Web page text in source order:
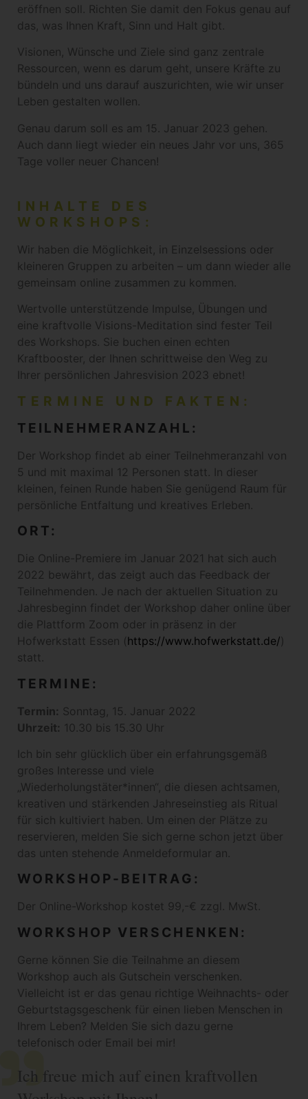
eröffnen soll. Richten Sie damit den Fokus genau auf
das, was Ihnen Kraft, Sinn und Halt gibt.
Visionen, Wünsche und Ziele sind ganz zentrale
Ressourcen, wenn es darum geht, unsere Kräfte zu
bündeln und uns darauf auszurichten, wie wir unser
Leben gestalten wollen.
Genau darum soll es am 15. Januar 2023 gehen.
Auch dann liegt wieder ein neues Jahr vor uns, 365
Tage voller neuer Chancen!
INHALTE DES
WORKSHOPS:
Wir haben die Möglichkeit, in Einzelsessions oder
kleineren Gruppen zu arbeiten – um dann wieder alle
gemeinsam online zusammen zu kommen.
Wertvolle unterstützende Impulse, Übungen und
eine kraftvolle Visions-Meditation sind fester Teil
des Workshops. Sie buchen einen echten
Kraftbooster, der Ihnen schrittweise den Weg zu
Ihrer persönlichen Jahresvision 2023 ebnet!
TERMINE UND FAKTEN:
TEILNEHMERANZAHL:
Der Workshop findet ab einer Teilnehmeranzahl von
5 und mit maximal 12 Personen statt. In dieser
kleinen, feinen Runde haben Sie genügend Raum für
persönliche Entfaltung und kreatives Erleben.
ORT:
Die Online-Premiere im Januar 2021 hat sich auch
2022 bewährt, das zeigt auch das Feedback der
Teilnehmenden. Je nach der aktuellen Situation zu
Jahresbeginn findet der Workshop daher online über
die Plattform Zoom oder in präsenz in der
Hofwerkstatt Essen ( https://www.hofwerkstatt.de/)
statt.
TERMINE:
Termin: Sonntag, 15. Januar 2022
Uhrzeit: 10.30 bis 15.30 Uhr
Ich bin sehr glücklich über ein erfahrungsgemäß
großes Interesse und viele
„Wiederholungstäter*innen“, die diesen achtsamen,
kreativen und stärkenden Jahreseinstieg als Ritual
für sich kultiviert haben. Um einen der Plätze zu
reservieren, melden Sie sich gerne schon jetzt über
das unten stehende Anmeldeformular an.
WORKSHOP-BEITRAG:
Der Online-Workshop kostet 99,-€ zzgl. MwSt.
WORKSHOP VERSCHENKEN:
Gerne können Sie die Teilnahme an diesem
Workshop auch als Gutschein verschenken.
Vielleicht ist er das genau richtige Weihnachts- oder
Geburtstagsgeschenk für einen lieben Menschen in
Ihrem Leben? Melden Sie sich dazu gerne
telefonisch oder Email bei mir!
Ich freue mich auf einen kraftvollen